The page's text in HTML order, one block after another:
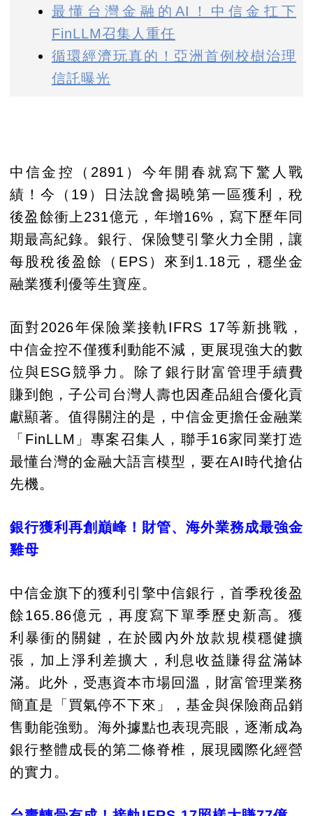
最懂台灣金融的AI！中信金扛下
FinLLM召集人重任
循環經濟玩真的！亞洲首例校樹治理
信託曝光
中信金控（2891）今年開春就寫下驚人戰
績！今（19）日法說會揭曉第一區獲利，稅
後盈餘衝上231億元，年增16%，寫下歷年同
期最高紀錄。銀行、保險雙引擎火力全開，讓
每股稅後盈餘（EPS）來到1.18元，穩坐金
融業獲利優等生寶座。
面對2026年保險業接軌IFRS 17等新挑戰，
中信金控不僅獲利動能不減，更展現強大的數
位與ESG競爭力。除了銀行財富管理手續費
賺到飽，子公司台灣人壽也因產品組合優化貢
獻顯著。值得關注的是，中信金更擔任金融業
「FinLLM」專案召集人，聯手16家同業打造
最懂台灣的金融大語言模型，要在AI時代搶佔
先機。
銀行獲利再創巔峰！財管、海外業務成最強金
雞母
中信金旗下的獲利引擎中信銀行，首季稅後盈
餘165.86億元，再度寫下單季歷史新高。獲
利暴衝的關鍵，在於國內外放款規模穩健擴
張，加上淨利差擴大，利息收益賺得盆滿缽
滿。此外，受惠資本市場回溫，財富管理業務
簡直是「買氣停不下來」，基金與保險商品銷
售動能強勁。海外據點也表現亮眼，逐漸成為
銀行整體成長的第二條脊椎，展現國際化經營
的實力。